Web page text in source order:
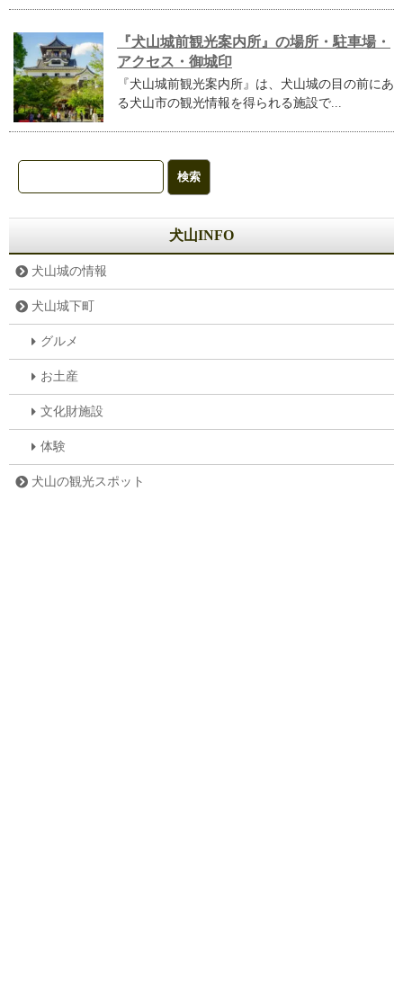
『犬山城前観光案内所』の場所・駐車場・
アクセス・御城印
『犬山城前観光案内所』は、犬山城の目の前にあ
る犬山市の観光情報を得られる施設で...
犬山INFO
犬山城の情報
犬山城下町
グルメ
お土産
文化財施設
体験
犬山の観光スポット